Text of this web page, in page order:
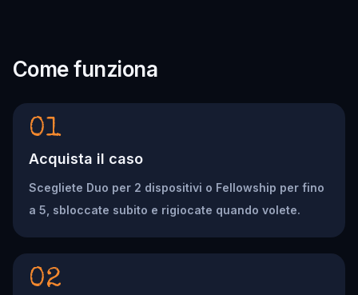
Come funziona
01
Acquista il caso
Scegliete Duo per 2 dispositivi o Fellowship per fino
a 5, sbloccate subito e rigiocate quando volete.
02